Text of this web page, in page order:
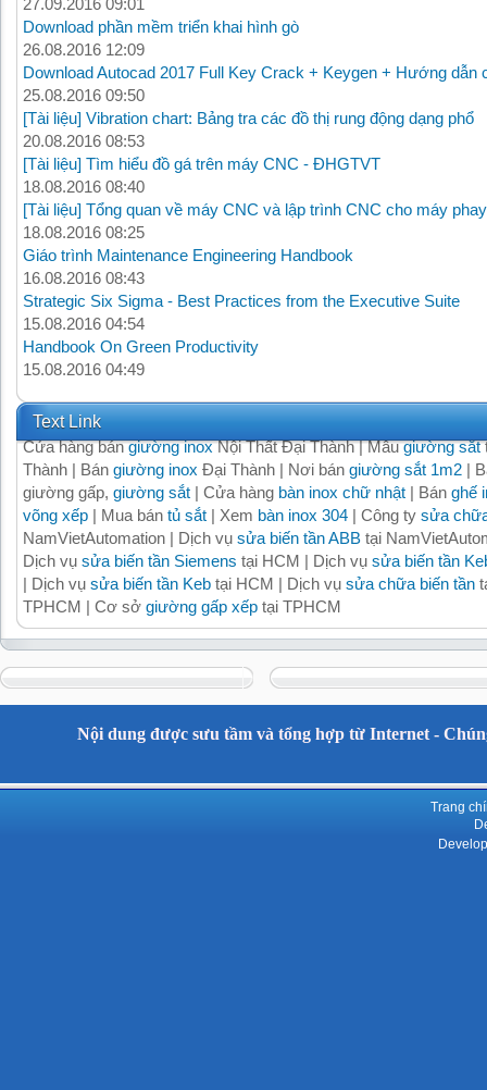
27.09.2016 09:01
Download phần mềm triển khai hình gò
26.08.2016 12:09
Download Autocad 2017 Full Key Crack + Keygen + Hướng dẫn
25.08.2016 09:50
[Tài liệu] Vibration chart: Bảng tra các đồ thị rung động dạng phổ
20.08.2016 08:53
[Tài liệu] Tìm hiểu đồ gá trên máy CNC - ĐHGTVT
18.08.2016 08:40
[Tài liệu] Tổng quan về máy CNC và lập trình CNC cho máy
18.08.2016 08:25
Giáo trình Maintenance Engineering Handbook
16.08.2016 08:43
Strategic Six Sigma - Best Practices from the Executive Suite
15.08.2016 04:54
Handbook On Green Productivity
15.08.2016 04:49
Text Link
Cửa hàng bángiường inoxNội Thất Đại Thành | Mẫugiường sắt
Thành | Bán giường inox Đại Thành | Nơi bán giường sắt 1m2 |
giường gấp, giường sắt | Cửa hàng bàn inox chữ nhật | Bán ghế
võng xếp | Mua bán tủ sắt | Xem bàn inox 304 | Công ty sửa
NamVietAutomation | Dịch vụ sửa biến tần ABB tại
Dịch vụ sửa biến tần Siemens tại HCM | Dịch vụ sửa biến tần
| Dịch vụ sửa biến tần Keb tại HCM | Dịch vụ sửa chữa biến tần
TPHCM | Cơ sở giường gấp xếp tại TPHCM
Nội dung được sưu tầm và tổng hợp từ Internet -
Trang